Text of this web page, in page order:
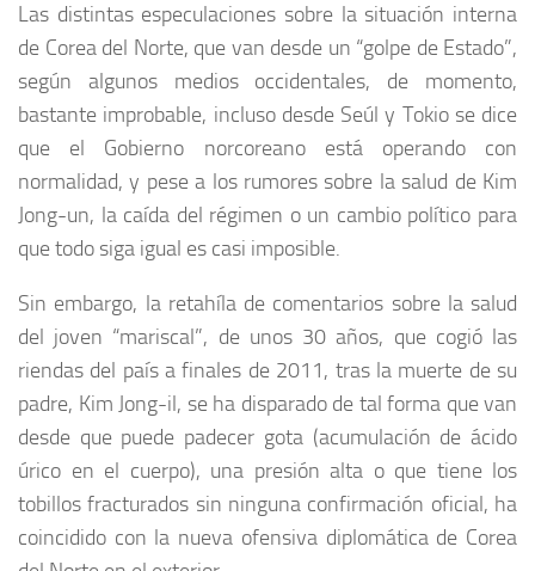
Las distintas especulaciones sobre la situación interna
de Corea del Norte, que van desde un “golpe de Estado”,
según algunos medios occidentales, de momento,
bastante improbable, incluso desde Seúl y Tokio se dice
que el Gobierno norcoreano está operando con
normalidad, y pese a los rumores sobre la salud de Kim
Jong-un, la caída del régimen o un cambio político para
que todo siga igual es casi imposible.
Sin embargo, la retahíla de comentarios sobre la salud
del joven “mariscal”, de unos 30 años, que cogió las
riendas del país a finales de 2011, tras la muerte de su
padre, Kim Jong-il, se ha disparado de tal forma que van
desde que puede padecer gota (acumulación de ácido
úrico en el cuerpo), una presión alta o que tiene los
tobillos fracturados sin ninguna confirmación oficial, ha
coincidido con la nueva ofensiva diplomática de Corea